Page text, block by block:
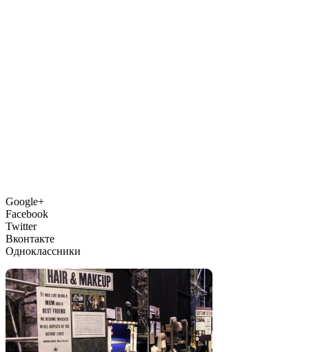
Google+
Facebook
Twitter
Вконтакте
Одноклассники